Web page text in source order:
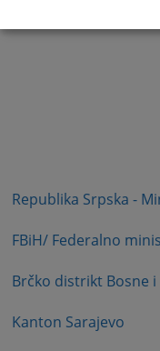
Republika Srpska -
FBiH/ Federalno
Brčko distrikt Bosne
Kanton Sarajevo